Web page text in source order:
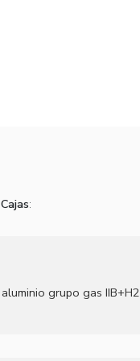
Cajas:
grupo gas IIB+H2